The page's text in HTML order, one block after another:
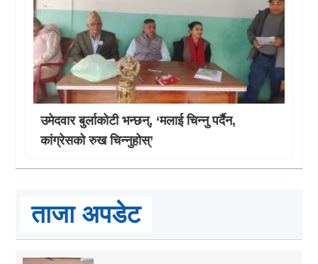
उमेदवार बुर्लाकोटी भन्छन्, ‘मलाई चिन्नु पर्दैन,
कांग्रेसको रुख चिन्नुहोस्’
ताजा अपडेट